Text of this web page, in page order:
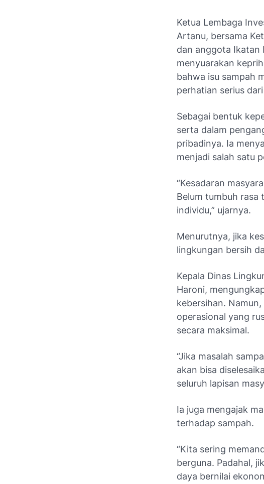
Ketua Lembaga
Artanu, bersama
dan anggota Ikatan
menyuarakan
bahwa isu sampah
perhatian serius
Sebagai bentuk
serta dalam
pribadinya. Ia
menjadi salah satu
“Kesadaran
Belum tumbuh rasa
individu,” ujarnya.
Menurutnya, jika
lingkungan bersih
Kepala Dinas
Haroni,
kebersihan.
operasional yang
secara maksimal.
“Jika masalah
akan bisa
seluruh lapisan
Ia juga mengajak
terhadap sampah.
“Kita sering
berguna. Padahal,
daya bernilai